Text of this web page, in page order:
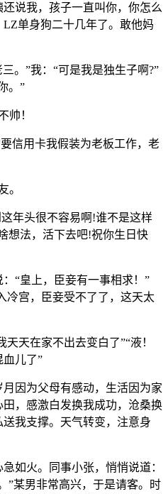
说我，孩子一直叫你，你怎么
单身狗二十几年了。敢他妈
。”我：“可是我是独生子啊?”
。”
帅！
信用卡我假装为老板工作，老
。
年头很不容易啊!谁不是这样
想法，活下去吧!祝你生日快
“皇上，臣妾有一事相求！”
冷宫，臣妾受不了了，这天太
天天在家不出去变白了”“液！
儿了”
因为父母有感动，生活因为家
，感激白发换我成功，沧桑换
我支撑。天气转变，注意身
如火。同事小张，悄悄说道：
”某男非常高兴，于是请客。时